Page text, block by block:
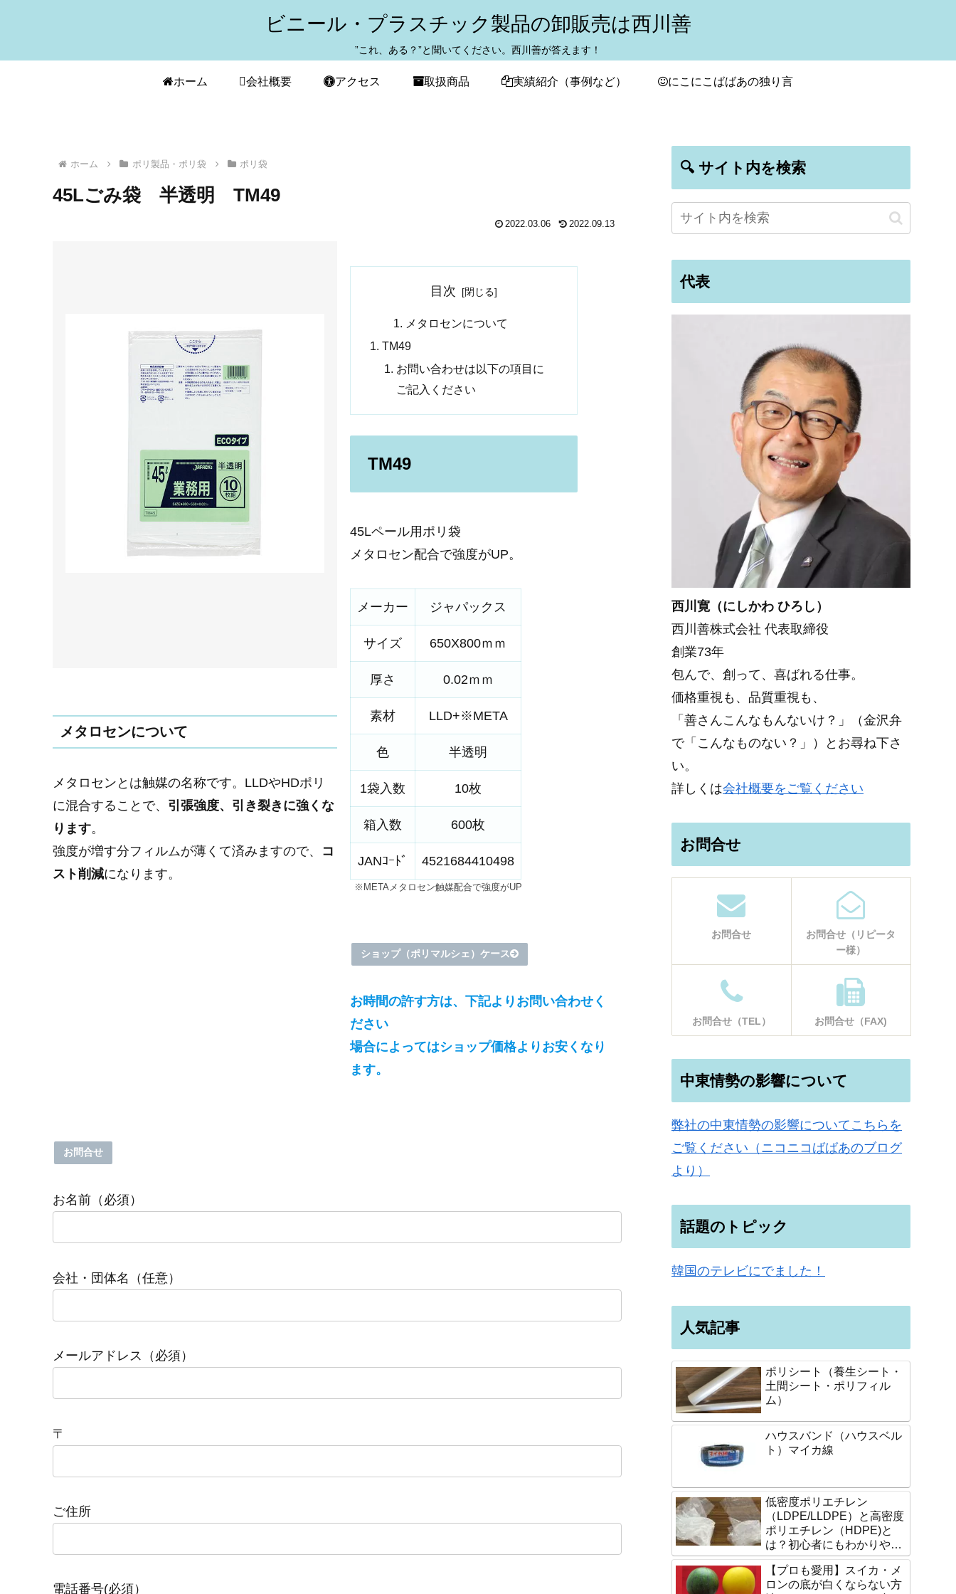
ビニール・プラスチック製品の卸販売は西川善
”これ、ある？”と聞いてください。西川善が答えます！
ホーム 会社概要 アクセス 取扱商品 実績紹介（事例など） にこにこばばあの独り言
ホーム ポリ製品・ポリ袋 ポリ袋
45Lごみ袋 半透明 TM49
2022.03.06 2022.09.13
メタロセンについて
メタロセンとは触媒の名称です。LLDやHDポリ
に混合することで、 引張強度、引き裂きに強くな
ります。
強度が増す分フィルムが薄くて済みますので、 コ
スト削減になります。
目次
メタロセンについて
TM49
お問い合わせは以下の項目に
ご記入ください
TM49
45Lペール用ポリ袋
メタロセン配合で強度がUP。
メーカー ジャパックス
サイズ 650X800ｍｍ
厚さ 0.02ｍｍ
素材 LLD+※META
色 半透明
1袋入数 10枚
箱入数 600枚
JANｺｰﾄﾞ 4521684410498
※METAメタロセン触媒配合で強度がUP
ショップ（ポリマルシェ）ケース
お時間の許す方は、下記よりお問い合わせく
ださい
場合によってはショップ価格よりお安くなり
ます。
お問合せ
お名前（必須）
会社・団体名（任意）
メールアドレス（必須）
〒
ご住所
電話番号(必須）
🔍 サイト内を検索
代表
西川寛（にしかわ ひろし）
西川善株式会社 代表取締役
創業73年
包んで、創って、喜ばれる仕事。
価格重視も、品質重視も、
「善さんこんなもんないけ？」（金沢弁
で「こんなものない？」）とお尋ね下さ
い。
詳しくは会社概要をご覧ください
お問合せ
お問合せ
お問合せ（リピータ
ー様）
お問合せ（TEL） お問合せ（FAX)
中東情勢の影響について
弊社の中東情勢の影響についてこちらを
ご覧ください（ニコニコばばあのブログ
より）
話題のトピック
韓国のテレビにでました！
人気記事
ポリシート（養生シート・
土間シート・ポリフィル
ム）
ハウスバンド（ハウスベル
ト）マイカ線
低密度ポリエチレン
（LDPE/LLDPE）と高密度
ポリエチレン（HDPE)と
は？初心者にもわかりやす
く説明します。
【プロも愛用】スイカ・メ
ロンの底が白くならない方